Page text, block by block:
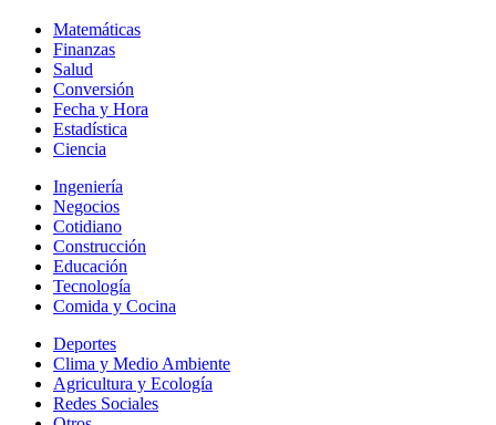
Matemáticas
Finanzas
Salud
Conversión
Fecha y Hora
Estadística
Ciencia
Ingeniería
Negocios
Cotidiano
Construcción
Educación
Tecnología
Comida y Cocina
Deportes
Clima y Medio Ambiente
Agricultura y Ecología
Redes Sociales